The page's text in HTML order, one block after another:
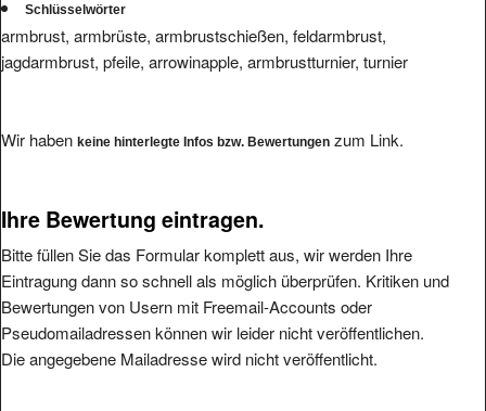
Schlüsselwörter
armbrust, armbrüste, armbrustschießen, feldarmbrust,
jagdarmbrust, pfeile, arrowinapple, armbrustturnier, turnier
Wir haben keine hinterlegte Infos bzw. Bewertungen zum Link.
Ihre Bewertung eintragen.
Bitte füllen Sie das Formular komplett aus, wir werden Ihre
Eintragung dann so schnell als möglich überprüfen. Kritiken und
Bewertungen von Usern mit Freemail-Accounts oder
Pseudomailadressen können wir leider nicht veröffentlichen.
Die angegebene Mailadresse wird nicht veröffentlicht.